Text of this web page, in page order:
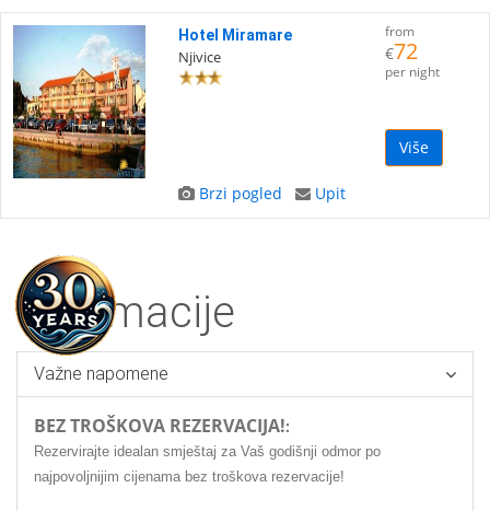
Hotel Miramare
Njivice
Brzi pogled Upit
from
€72
per night
Više
Informacije
Važne napomene
BEZ TROŠKOVA REZERVACIJA!:
Rezervirajte idealan smještaj za Vaš godišnji odmor po
najpovoljnijim cijenama bez troškova rezervacije!